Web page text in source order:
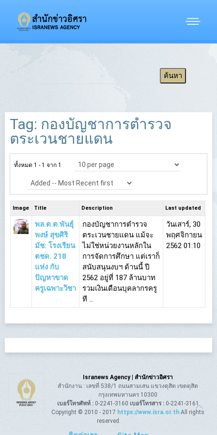
Tag: กองบัญชาการตำรวจ
ตระเวนชายแดน
ทั้งหมด 1 - 1 จาก 1
Image Title Description Last updated
พล.ต.ต.พันธุ์
พงษ์ สุขศิริ
มัช: โรงเรียน
ตชด. 218
แห่ง กับ
ปัญหาขาด
ครูเฉพาะวิชา
กองบัญชาการตำรวจ
ตระเวนชายแดน แม้จะ
ไม่ใช่หน่วยงานหลักใน
การจัดการศึกษา แต่เราก็
สนับสนุนงบฯ ด้านนี้ ปี
2562 อยู่ที่ 187 ล้านบาท
รวมเงินเดือนบุคลากรครู
ที ...
วันเสาร์, 30
พฤศจิกายน
2562 01:10
Isranews Agency | สำนักข่าวอิศรา
สำนักงาน : เลขที่ 538/1 ถนนสามเสน แขวงดุสิต เขตดุสิต
กรุงเทพมหานคร 10300
เบอร์โทรศัพท์ :0-2241-3160 เบอร์โทรสาร :0-2241-3161
Copyright © 2010 - 2017 https://www.isra.or.th All rights
reserved.